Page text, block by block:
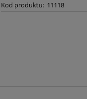
Kod produktu: 11118